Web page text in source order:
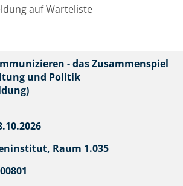
auf Warteliste
- das Zusammenspiel
und Politik
Raum 1.035